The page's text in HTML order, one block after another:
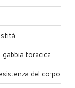
toracica
del corpo